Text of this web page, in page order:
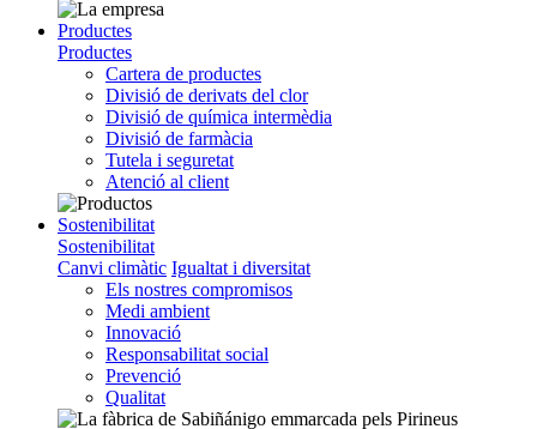
Productes
Productes
Cartera de productes
Divisió de derivats del clor
Divisió de química intermèdia
Divisió de farmàcia
Tutela i seguretat
Atenció al client
Sostenibilitat
Sostenibilitat
Canvi climàtic Igualtat i diversitat
Els nostres compromisos
Medi ambient
Innovació
Responsabilitat social
Prevenció
Qualitat